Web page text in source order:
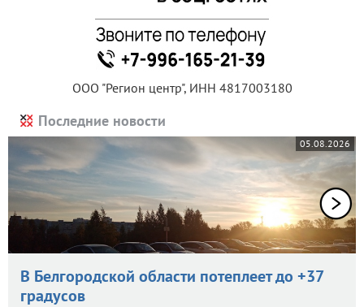
ООО "Регион центр", ИНН 4817003180
Последние новости
05.08.2026
В Белгородской области потеплеет до +37
градусов